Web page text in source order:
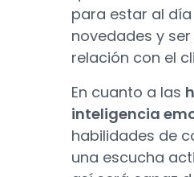
para estar al
novedades y
relación con el
En cuanto a las
inteligencia
habilidades de
una escucha